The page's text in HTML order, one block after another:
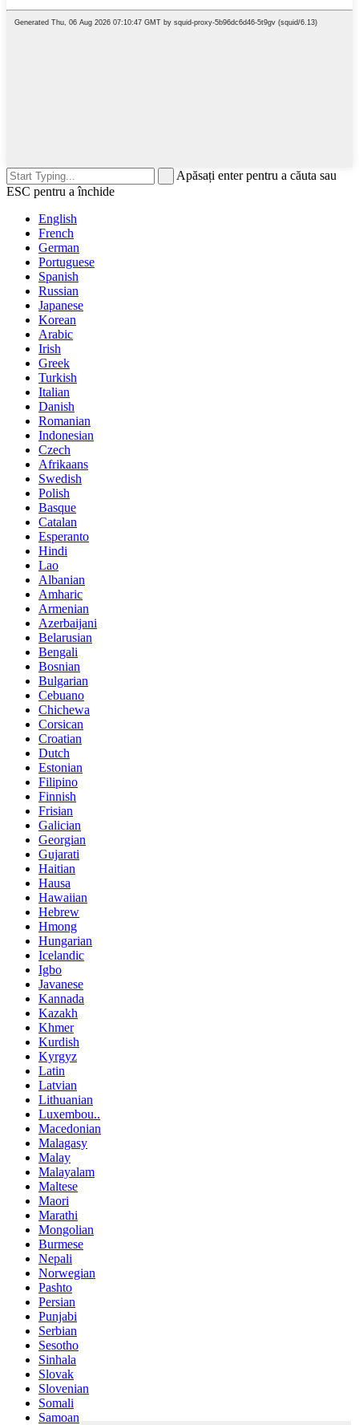
Apăsați enter pentru a căuta sau
ESC pentru a închide
English
French
German
Portuguese
Spanish
Russian
Japanese
Korean
Arabic
Irish
Greek
Turkish
Italian
Danish
Romanian
Indonesian
Czech
Afrikaans
Swedish
Polish
Basque
Catalan
Esperanto
Hindi
Lao
Albanian
Amharic
Armenian
Azerbaijani
Belarusian
Bengali
Bosnian
Bulgarian
Cebuano
Chichewa
Corsican
Croatian
Dutch
Estonian
Filipino
Finnish
Frisian
Galician
Georgian
Gujarati
Haitian
Hausa
Hawaiian
Hebrew
Hmong
Hungarian
Icelandic
Igbo
Javanese
Kannada
Kazakh
Khmer
Kurdish
Kyrgyz
Latin
Latvian
Lithuanian
Luxembou..
Macedonian
Malagasy
Malay
Malayalam
Maltese
Maori
Marathi
Mongolian
Burmese
Nepali
Norwegian
Pashto
Persian
Punjabi
Serbian
Sesotho
Sinhala
Slovak
Slovenian
Somali
Samoan